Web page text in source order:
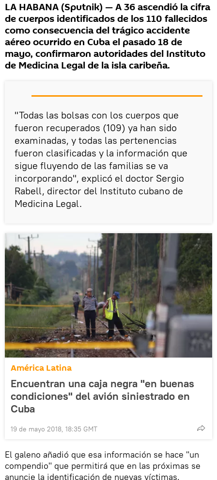
LA HABANA (Sputnik) — A 36 ascendió la cifra
de cuerpos identificados de los 110 fallecidos
como consecuencia del trágico accidente
aéreo ocurrido en Cuba el pasado 18 de
mayo, confirmaron autoridades del Instituto
de Medicina Legal de la isla caribeña.
"Todas las bolsas con los cuerpos que
fueron recuperados (109) ya han sido
examinadas, y todas las pertenencias
fueron clasificadas y la información que
sigue fluyendo de las familias se va
incorporando", explicó el doctor Sergio
Rabell, director del Instituto cubano de
Medicina Legal.
América Latina
Encuentran una caja negra "en buenas
condiciones" del avión siniestrado en
Cuba
19 de mayo 2018, 18:35 GMT
El galeno añadió que esa información se hace "un
compendio" que permitirá que en las próximas se
anuncie la identificación de nuevas víctimas.